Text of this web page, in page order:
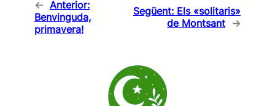
← Anterior:
Benvinguda,
primavera!
Següent: Els «solitaris»
de Montsant →